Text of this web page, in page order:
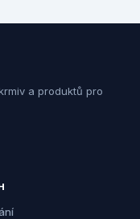
a produktů pro